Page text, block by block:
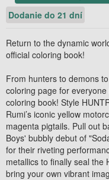
Dodanie do 21 dní
Return to the dynamic
official coloring book!
From hunters to demons
coloring page for
coloring book! Style
Rumi’s iconic yellow
magenta pigtails. Pull out
Boys' bubbly debut of
for their riveting
metallics to finally seal the
bring your own vibrant